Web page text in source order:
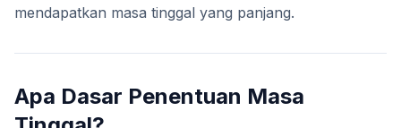
mendapatkan masa tinggal yang panjang.
Apa Dasar Penentuan Masa